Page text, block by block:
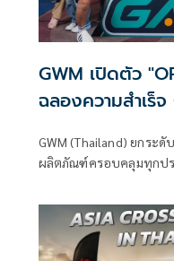
GWM เปิดตัว
ฉลองความสำเร็
GWM (Thailand) ยกระ
ผลิตภัณฑ์ครอบคลุมทุกปร